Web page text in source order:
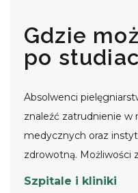
Gdzie
po
Absolwenci
znaleźć zatrudnienie w
medycznych oraz
zdrowotną. Możliwości
Szpitale i kliniki